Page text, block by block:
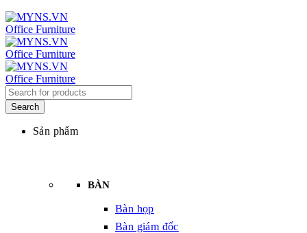
Sản phẩm
BÀN
Bàn họp
Bàn giám đốc